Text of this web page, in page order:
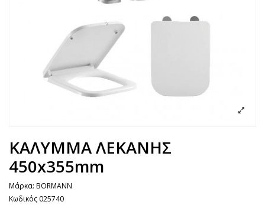
ΚΑΛΥΜΜΑ ΛΕΚΑΝΗΣ
450x355mm
Μάρκα: BORMANN
Κωδικός 025740